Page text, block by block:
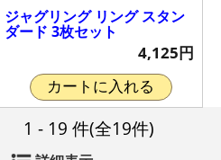
ジャグリング リング スタン
ダード 3枚セット
4,125円
カートに入れる
1 - 19 件(全19件)